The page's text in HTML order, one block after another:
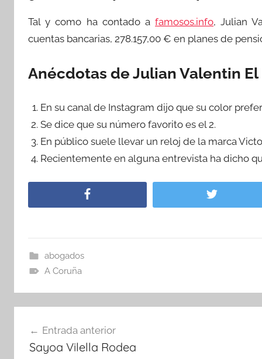
Tal y como ha contado afamosos.info, Julian
cuentas bancarias, 278.157,00 € en planes de
Anécdotas de Julian Valentin El
En su canal de Instagram dijo que su color
Se dice que su número favorito es el 2.
En público suele llevar un reloj de la marca
Recientemente en alguna entrevista ha dicho
abogados
A Coruña
de
Entrada anterior
Sayoa Vilella Rodea